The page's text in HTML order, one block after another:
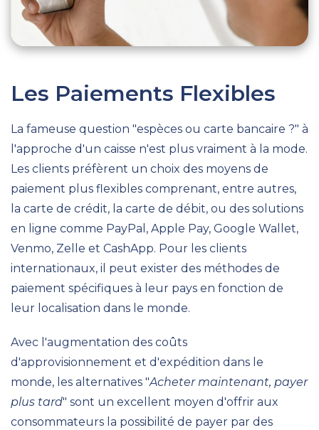
Les Paiements Flexibles
La fameuse question "espèces ou carte bancaire ?" à
l'approche d'un caisse n'est plus vraiment à la mode.
Les clients préfèrent un choix des moyens de
paiement plus flexibles comprenant, entre autres,
la carte de crédit, la carte de débit, ou des solutions
en ligne comme PayPal, Apple Pay, Google Wallet,
Venmo, Zelle et CashApp. Pour les clients
internationaux, il peut exister des méthodes de
paiement spécifiques à leur pays en fonction de
leur localisation dans le monde.
Avec l'augmentation des coûts
d'approvisionnement et d'expédition dans le
monde, les alternatives "Acheter maintenant, payer
plus tard" sont un excellent moyen d'offrir aux
consommateurs la possibilité de payer par des